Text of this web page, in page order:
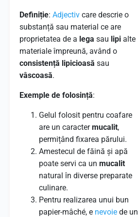
Definiție: Adjectiv care descrie o
substanță sau material ce are
proprietatea de a lega sau lipi alte
materiale împreună, având o
consistență lipicioasă sau
vâscoasă.
Exemple de folosință:
Gelul folosit pentru coafare
are un caractermucalit,
permițând fixarea părului.
Amestecul de făină și apă
poate servi ca un mucalit
natural în diverse preparate
culinare.
Pentru realizarea unui bun
papier-mâché, e nevoie de un